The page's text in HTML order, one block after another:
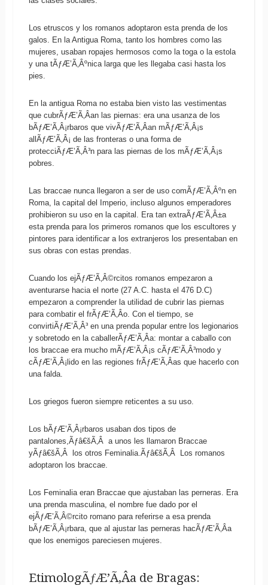
Los etruscos y los romanos adoptaron esta prenda de los
galos. En la Antigua Roma, tanto los hombres como las
mujeres, usaban ropajes hermosos como la toga o la estola
y una tÃƒÆ’Ã‚Âºnica larga que les llegaba casi hasta los
pies.
En la antigua Roma no estaba bien visto las vestimentas
que cubrÃƒÆ’Ã‚Â­an las piernas: era una usanza de los
bÃƒÆ’Ã‚Â¡rbaros que vivÃƒÆ’Ã‚Â­an mÃƒÆ’Ã‚Â¡s
allÃƒÆ’Ã‚Â¡ de las fronteras o una forma de
protecciÃƒÆ’Ã‚Â³n para las piernas de los mÃƒÆ’Ã‚Â¡s
pobres.
Las braccae nunca llegaron a ser de uso comÃƒÆ’Ã‚Âºn en
Roma, la capital del Imperio, incluso algunos emperadores
prohibieron su uso en la capital. Era tan extraÃƒÆ’Ã‚Â±a
esta prenda para los primeros romanos que los escultores y
pintores para identificar a los extranjeros los presentaban en
sus obras con estas prendas.
Cuando los ejÃƒÆ’Ã‚Â©rcitos romanos empezaron a
aventurarse hacia el norte (27 A.C. hasta el 476 D.C)
empezaron a comprender la utilidad de cubrir las piernas
para combatir el frÃƒÆ’Ã‚Â­o. Con el tiempo, se
convirtiÃƒÆ’Ã‚Â³ en una prenda popular entre los legionarios
y sobretodo en la caballerÃƒÆ’Ã‚Â­a: montar a caballo con
los braccae era mucho mÃƒÆ’Ã‚Â¡s cÃƒÆ’Ã‚Â³modo y
cÃƒÆ’Ã‚Â¡lido en las regiones frÃƒÆ’Ã‚Â­as que hacerlo con
una falda.
Los griegos fueron siempre reticentes a su uso.
Los bÃƒÆ’Ã‚Â¡rbaros usaban dos tipos de
pantalones,Ãƒâ€šÃ‚Â a unos les llamaron Braccae
yÃƒâ€šÃ‚Â los otros Feminalia.Ãƒâ€šÃ‚Â Los romanos
adoptaron los braccae.
Los Feminalia eran Braccae que ajustaban las perneras. Era
una prenda masculina, el nombre fue dado por el
ejÃƒÆ’Ã‚Â©rcito romano para referirse a esa prenda
bÃƒÆ’Ã‚Â¡rbara, que al ajustar las perneras hacÃƒÆ’Ã‚Â­a
que los enemigos pareciesen mujeres.
EtimologÃƒÆ’Ã‚Â­a de Bragas: